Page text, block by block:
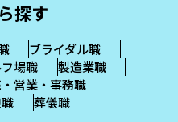
探す
ブライダル職
場職
製造業職
営業・事務職
葬儀職